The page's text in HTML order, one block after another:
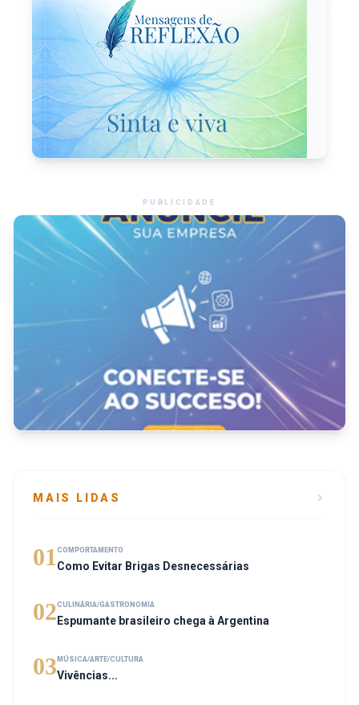
PUBLICIDADE
MAIS LIDAS
01 COMPORTAMENTO
Como Evitar Brigas Desnecessárias
02CULINÁRIA/GASTRONOMIA
Espumante brasileiro chega à Argentina
03 MÚSICA/ARTE/CULTURA
Vivências...